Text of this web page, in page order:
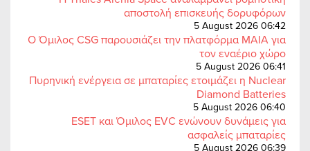
αποστολή επισκευής δορυφόρων
5 August 2026 06:42
Ο Όμιλος CSG παρουσιάζει την πλατφόρμα MAIA για
τον εναέριο χώρο
5 August 2026 06:41
Πυρηνική ενέργεια σε μπαταρίες ετοιμάζει η Nuclear
Diamond Batteries
5 August 2026 06:40
ESET και Όμιλος EVC ενώνουν δυνάμεις για
ασφαλείς μπαταρίες
5 August 2026 06:39